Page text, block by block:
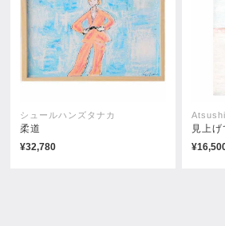
シュールハンズタナカ
柔道
¥32,780
見上